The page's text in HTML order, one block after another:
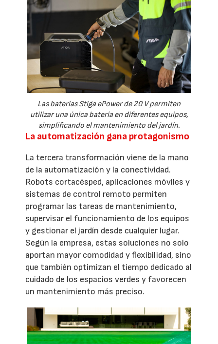
Las baterías Stiga ePower de 20 V permiten
utilizar una única batería en diferentes equipos,
simplificando el mantenimiento del jardín.
La automatización gana protagonismo
La tercera transformación viene de la mano
de la automatización y la conectividad.
Robots cortacésped, aplicaciones móviles y
sistemas de control remoto permiten
programar las tareas de mantenimiento,
supervisar el funcionamiento de los equipos
y gestionar el jardín desde cualquier lugar.
Según la empresa, estas soluciones no solo
aportan mayor comodidad y flexibilidad, sino
que también optimizan el tiempo dedicado al
cuidado de los espacios verdes y favorecen
un mantenimiento más preciso.